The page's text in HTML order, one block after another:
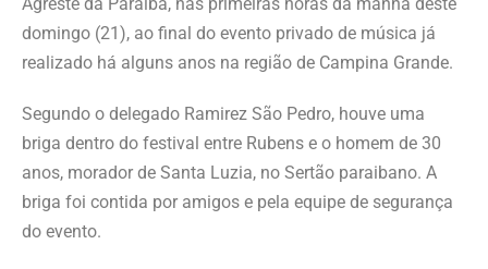
domingo (21), ao final do evento privado de música já
realizado há alguns anos na região de Campina Grande.
Segundo o delegado Ramirez São Pedro, houve uma
briga dentro do festival entre Rubens e o homem de 30
anos, morador de Santa Luzia, no Sertão paraibano. A
briga foi contida por amigos e pela equipe de segurança
do evento.